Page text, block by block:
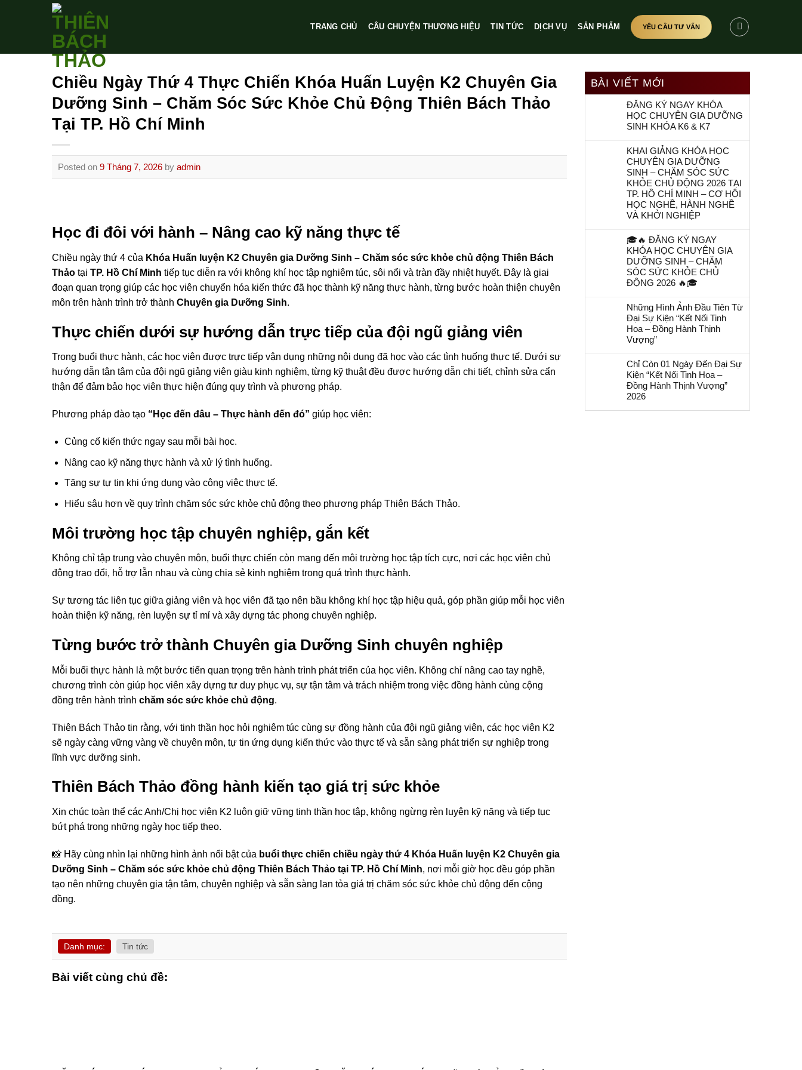
TRANG CHỦ CÂU CHUYỆN THƯƠNG HIỆU TIN TỨC DỊCH VỤ SẢN PHẨM YÊU CẦU TƯ VẤN
Chiều Ngày Thứ 4 Thực Chiến Khóa Huấn Luyện K2 Chuyên Gia
Dưỡng Sinh – Chăm Sóc Sức Khỏe Chủ Động Thiên Bách Thảo
Tại TP. Hồ Chí Minh
Posted on 9 Tháng 7, 2026 by admin
Học đi đôi với hành – Nâng cao kỹ năng thực tế
Chiều ngày thứ 4 của Khóa Huấn luyện K2 Chuyên gia Dưỡng Sinh – Chăm sóc sức khỏe chủ động Thiên Bách
Thảo tại TP. Hồ Chí Minh tiếp tục diễn ra với không khí học tập nghiêm túc, sôi nổi và tràn đầy nhiệt huyết. Đây là giai
đoạn quan trọng giúp các học viên chuyển hóa kiến thức đã học thành kỹ năng thực hành, từng bước hoàn thiện chuyên
môn trên hành trình trở thành Chuyên gia Dưỡng Sinh.
Thực chiến dưới sự hướng dẫn trực tiếp của đội ngũ giảng viên
Trong buổi thực hành, các học viên được trực tiếp vận dụng những nội dung đã học vào các tình huống thực tế. Dưới sự
hướng dẫn tận tâm của đội ngũ giảng viên giàu kinh nghiệm, từng kỹ thuật đều được hướng dẫn chi tiết, chỉnh sửa cẩn
thận để đảm bảo học viên thực hiện đúng quy trình và phương pháp.
Phương pháp đào tạo “Học đến đâu – Thực hành đến đó” giúp học viên:
Củng cố kiến thức ngay sau mỗi bài học.
Nâng cao kỹ năng thực hành và xử lý tình huống.
Tăng sự tự tin khi ứng dụng vào công việc thực tế.
Hiểu sâu hơn về quy trình chăm sóc sức khỏe chủ động theo phương pháp Thiên Bách Thảo.
Môi trường học tập chuyên nghiệp, gắn kết
Không chỉ tập trung vào chuyên môn, buổi thực chiến còn mang đến môi trường học tập tích cực, nơi các học viên chủ
động trao đổi, hỗ trợ lẫn nhau và cùng chia sẻ kinh nghiệm trong quá trình thực hành.
Sự tương tác liên tục giữa giảng viên và học viên đã tạo nên bầu không khí học tập hiệu quả, góp phần giúp mỗi học viên
hoàn thiện kỹ năng, rèn luyện sự tỉ mỉ và xây dựng tác phong chuyên nghiệp.
Từng bước trở thành Chuyên gia Dưỡng Sinh chuyên nghiệp
Mỗi buổi thực hành là một bước tiến quan trọng trên hành trình phát triển của học viên. Không chỉ nâng cao tay nghề,
chương trình còn giúp học viên xây dựng tư duy phục vụ, sự tận tâm và trách nhiệm trong việc đồng hành cùng cộng
đồng trên hành trình chăm sóc sức khỏe chủ động.
Thiên Bách Thảo tin rằng, với tinh thần học hỏi nghiêm túc cùng sự đồng hành của đội ngũ giảng viên, các học viên K2
sẽ ngày càng vững vàng về chuyên môn, tự tin ứng dụng kiến thức vào thực tế và sẵn sàng phát triển sự nghiệp trong
lĩnh vực dưỡng sinh.
Thiên Bách Thảo đồng hành kiến tạo giá trị sức khỏe
Xin chúc toàn thể các Anh/Chị học viên K2 luôn giữ vững tinh thần học tập, không ngừng rèn luyện kỹ năng và tiếp tục
bứt phá trong những ngày học tiếp theo.
📸 Hãy cùng nhìn lại những hình ảnh nổi bật của buổi thực chiến chiều ngày thứ 4 Khóa Huấn luyện K2 Chuyên gia
Dưỡng Sinh – Chăm sóc sức khỏe chủ động Thiên Bách Thảo tại TP. Hồ Chí Minh, nơi mỗi giờ học đều góp phần
tạo nên những chuyên gia tận tâm, chuyên nghiệp và sẵn sàng lan tỏa giá trị chăm sóc sức khỏe chủ động đến cộng
đồng.
Danh mục: Tin tức
Bài viết cùng chủ đề:
BÀI VIẾT MỚI
ĐĂNG KÝ NGAY KHÓA
HỌC CHUYÊN GIA DƯỠNG
SINH KHÓA K6 & K7
KHAI GIẢNG KHÓA HỌC
CHUYÊN GIA DƯỠNG
SINH – CHĂM SÓC SỨC
KHỎE CHỦ ĐỘNG 2026 TẠI
TP. HỒ CHÍ MINH – CƠ HỘI
HỌC NGHỀ, HÀNH NGHỀ
VÀ KHỞI NGHIỆP
🎓🔥 ĐĂNG KÝ NGAY
KHÓA HỌC CHUYÊN GIA
DƯỠNG SINH – CHĂM
SÓC SỨC KHỎE CHỦ
ĐỘNG 2026 🔥🎓
Những Hình Ảnh Đầu Tiên Từ
Đại Sự Kiện “Kết Nối Tinh
Hoa – Đồng Hành Thịnh
Vượng”
Chỉ Còn 01 Ngày Đến Đại Sự
Kiện “Kết Nối Tinh Hoa –
Đồng Hành Thịnh Vượng”
2026